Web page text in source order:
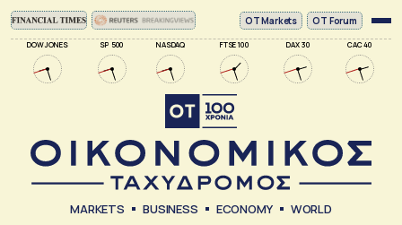
DOW JONES SP 500 NASDAQ FTSE 100 DAX 30 CAC 40
ΟΤ Markets OT Forum
MARKETS BUSINESS ECONOMY WORLD